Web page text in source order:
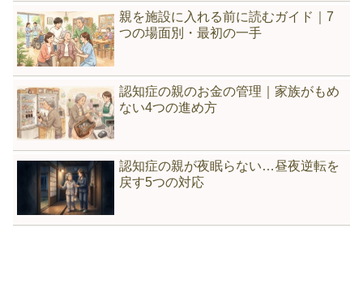
親を施設に入れる前に読むガイド｜7
つの場面別・最初の一手
認知症の親のお金の管理｜家族がもめ
ない4つの進め方
認知症の親が夜眠らない…昼夜逆転を
戻す5つの対応